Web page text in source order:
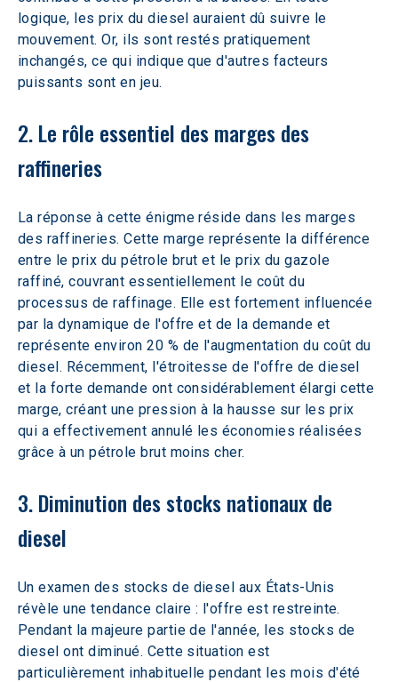
logique, les prix du diesel auraient dû suivre le
mouvement. Or, ils sont restés pratiquement
inchangés, ce qui indique que d'autres facteurs
puissants sont en jeu.
2. Le rôle essentiel des marges des
raffineries
La réponse à cette énigme réside dans les marges
des raffineries. Cette marge représente la différence
entre le prix du pétrole brut et le prix du gazole
raffiné, couvrant essentiellement le coût du
processus de raffinage. Elle est fortement influencée
par la dynamique de l'offre et de la demande et
représente environ 20 % de l'augmentation du coût du
diesel. Récemment, l'étroitesse de l'offre de diesel
et la forte demande ont considérablement élargi cette
marge, créant une pression à la hausse sur les prix
qui a effectivement annulé les économies réalisées
grâce à un pétrole brut moins cher.
3. Diminution des stocks nationaux de
diesel
Un examen des stocks de diesel aux États-Unis
révèle une tendance claire : l'offre est restreinte.
Pendant la majeure partie de l'année, les stocks de
diesel ont diminué. Cette situation est
particulièrement inhabituelle pendant les mois d'été